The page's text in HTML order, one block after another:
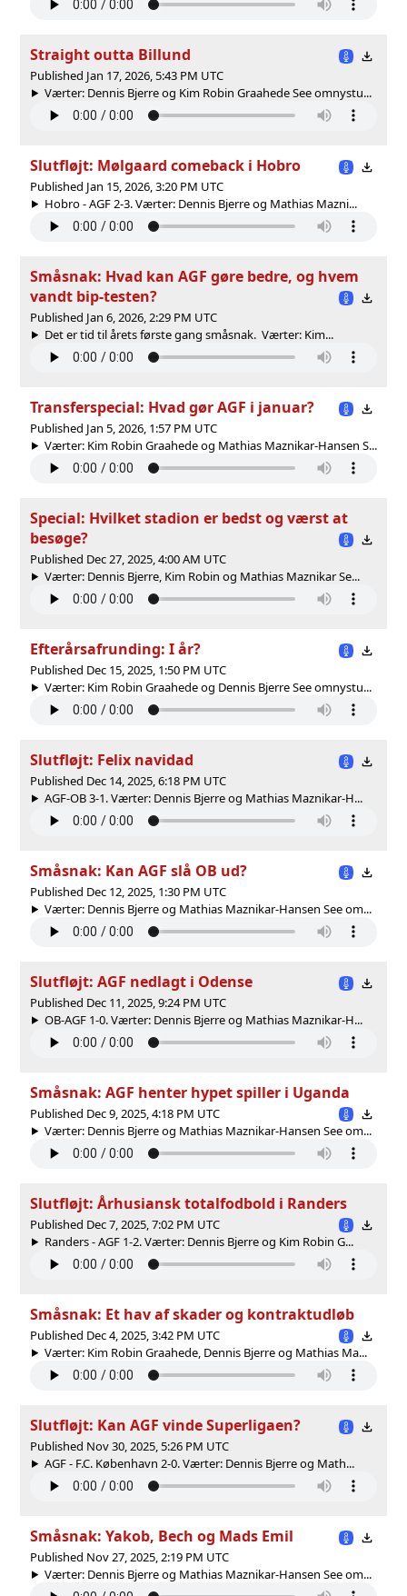
Straight outta Billund
Published Jan 17, 2026, 5:43 PM UTC
Værter: Dennis Bjerre og Kim Robin Graahede See omnystu...
Slutfløjt: Mølgaard comeback i Hobro
Published Jan 15, 2026, 3:20 PM UTC
Hobro - AGF 2-3. Værter: Dennis Bjerre og Mathias Mazni...
Småsnak: Hvad kan AGF gøre bedre, og hvem
vandt bip-testen?
Published Jan 6, 2026, 2:29 PM UTC
Det er tid til årets første gang småsnak. Værter: Kim...
Transferspecial: Hvad gør AGF i januar?
Published Jan 5, 2026, 1:57 PM UTC
Værter: Kim Robin Graahede og Mathias Maznikar-Hansen S...
Special: Hvilket stadion er bedst og værst at
besøge?
Published Dec 27, 2025, 4:00 AM UTC
Værter: Dennis Bjerre, Kim Robin og Mathias Maznikar Se...
Efterårsafrunding: I år?
Published Dec 15, 2025, 1:50 PM UTC
Værter: Kim Robin Graahede og Dennis Bjerre See omnystu...
Slutfløjt: Felix navidad
Published Dec 14, 2025, 6:18 PM UTC
AGF-OB 3-1. Værter: Dennis Bjerre og Mathias Maznikar-H...
Småsnak: Kan AGF slå OB ud?
Published Dec 12, 2025, 1:30 PM UTC
Værter: Dennis Bjerre og Mathias Maznikar-Hansen See om...
Slutfløjt: AGF nedlagt i Odense
Published Dec 11, 2025, 9:24 PM UTC
OB-AGF 1-0. Værter: Dennis Bjerre og Mathias Maznikar-H...
Småsnak: AGF henter hypet spiller i Uganda
Published Dec 9, 2025, 4:18 PM UTC
Værter: Dennis Bjerre og Mathias Maznikar-Hansen See om...
Slutfløjt: Århusiansk totalfodbold i Randers
Published Dec 7, 2025, 7:02 PM UTC
Randers - AGF 1-2. Værter: Dennis Bjerre og Kim Robin G...
Småsnak: Et hav af skader og kontraktudløb
Published Dec 4, 2025, 3:42 PM UTC
Værter: Kim Robin Graahede, Dennis Bjerre og Mathias Ma...
Slutfløjt: Kan AGF vinde Superligaen?
Published Nov 30, 2025, 5:26 PM UTC
AGF - F.C. København 2-0. Værter: Dennis Bjerre og Math...
Småsnak: Yakob, Bech og Mads Emil
Published Nov 27, 2025, 2:19 PM UTC
Værter: Dennis Bjerre og Mathias Maznikar-Hansen See om...